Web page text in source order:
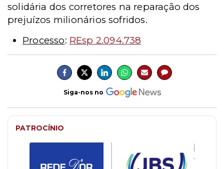
solidária dos corretores na reparação dos
prejuízos milionários sofridos.
Processo: REsp 2.094.738
Siga-nos no
PATROCÍNIO